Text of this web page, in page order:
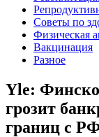
Советы по
Физическая
Вакцинация
Разное
Yle:
грозит
границ с